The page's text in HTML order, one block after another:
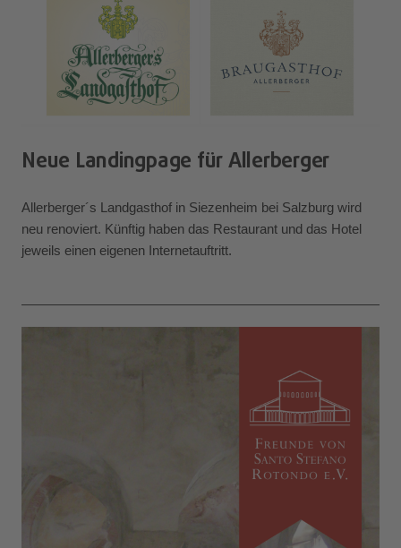
Neue Landingpage für Allerberger
Allerberger´s Landgasthof in Siezenheim bei Salzburg wird
neu renoviert. Künftig haben das Restaurant und das Hotel
jeweils einen eigenen Internetauftritt.